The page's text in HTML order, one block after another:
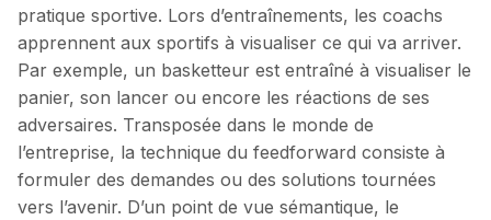
pratique sportive. Lors d’entraînements, les coachs
apprennent aux sportifs à visualiser ce qui va arriver.
Par exemple, un basketteur est entraîné à visualiser le
panier, son lancer ou encore les réactions de ses
adversaires. Transposée dans le monde de
l’entreprise, la technique du feedforward consiste à
formuler des demandes ou des solutions tournées
vers l’avenir. D’un point de vue sémantique, le